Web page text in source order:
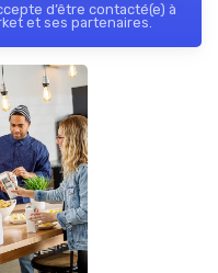
d’être contacté(e) à
et ses partenaires.